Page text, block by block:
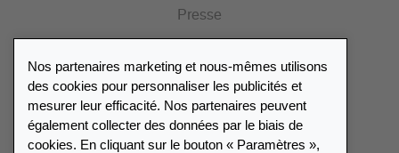
Presse
Portail des revendeurs
Répertoire des revendeurs
Nos partenaires marketing et nous-mêmes utilisons
des cookies pour personnaliser les publicités et
mesurer leur efficacité. Nos partenaires peuvent
également collecter des données par le biais de
cookies. En cliquant sur le bouton « Paramètres »,